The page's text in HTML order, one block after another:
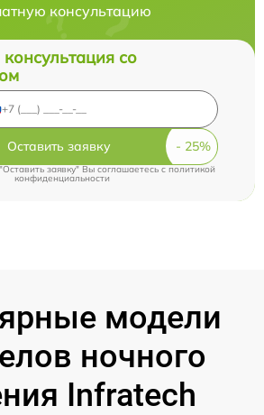
консультацию
со
Оставить заявку
заявку" Вы соглашаетесь cполитикой
конфиденциальности
модели
ночного
Infratech